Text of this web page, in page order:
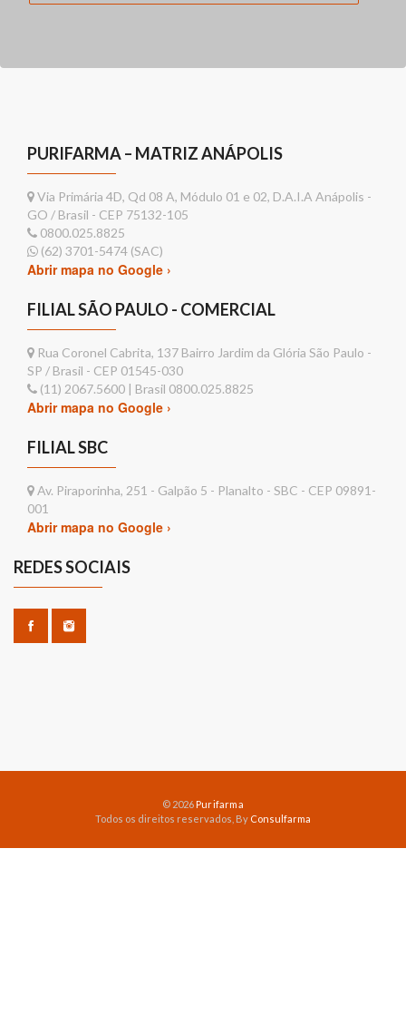
PURIFARMA – MATRIZ ANÁPOLIS
Via Primária 4D, Qd 08 A, Módulo 01 e 02, D.A.I.A Anápolis -
GO / Brasil - CEP 75132-105
0800.025.8825
(62) 3701-5474 (SAC)
Abrir mapa no Google ›
FILIAL SÃO PAULO - COMERCIAL
Rua Coronel Cabrita, 137 Bairro Jardim da Glória São Paulo -
SP / Brasil - CEP 01545-030
(11) 2067.5600 | Brasil 0800.025.8825
Abrir mapa no Google ›
FILIAL SBC
Av. Piraporinha, 251 - Galpão 5 - Planalto - SBC - CEP 09891-
001
Abrir mapa no Google ›
REDES SOCIAIS
© 2026 Purifarma
Todos os direitos reservados, By Consulfarma